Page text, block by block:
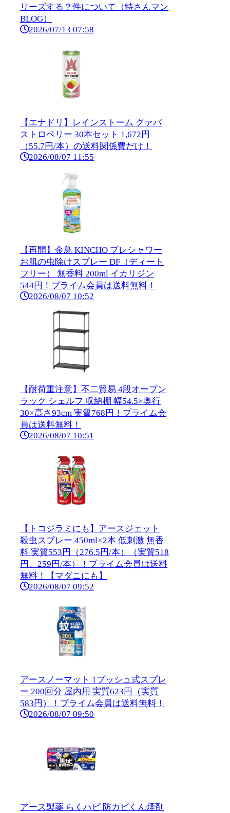
リーズする？件について（特さんマン
BLOG）
2026/07/13 07:58
【エナドリ】レインストーム グァバ
ストロベリー 30本セット 1,672円
（55.7円/本）の送料関係費だけ！
2026/08/07 11:55
【再開】金鳥 KINCHO プレシャワー
お肌の虫除けスプレー DF（ディート
フリー） 無香料 200ml イカリジン
544円！プライム会員は送料無料！
2026/08/07 10:52
【耐荷重注意】不二貿易 4段オープン
ラック シェルフ 収納棚 幅54.5×奥行
30×高さ93cm 実質768円！プライム会
員は送料無料！
2026/08/07 10:51
【トコジラミにも】アースジェット
殺虫スプレー 450ml×2本 低刺激 無香
料 実質553円（276.5円/本）（実質518
円、259円/本）！プライム会員は送料
無料！【マダニにも】
2026/08/07 09:52
アースノーマット 1プッシュ式スプレ
ー 200回分 屋内用 実質623円（実質
583円）！プライム会員は送料無料！
2026/08/07 09:50
アース製薬 らくハピ 防カビくん煙剤